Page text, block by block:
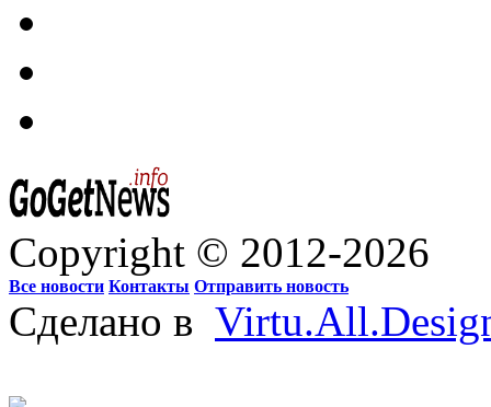
Copyright © 2012-2026
Все новости Контакты Отправить новость
Сделано в